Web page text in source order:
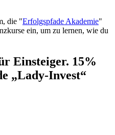
die "Erfolgspfade Akademie"
ein, um zu lernen, wie du
Einsteiger. 15%
„Lady-Invest“